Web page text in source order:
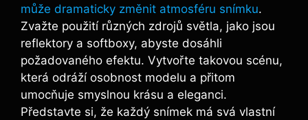
může dramaticky změnit atmosféru snímku.
Zvažte použití různých zdrojů světla, jako jsou
reflektory a softboxy, abyste dosáhli
požadovaného efektu. Vytvořte takovou scénu,
která odráží osobnost modelu a přitom
umocňuje smyslnou krásu a eleganci.
Představte si, že každý snímek má svá vlastní